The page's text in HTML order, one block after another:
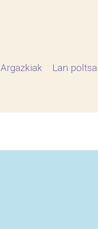
Argazkiak Lan poltsa